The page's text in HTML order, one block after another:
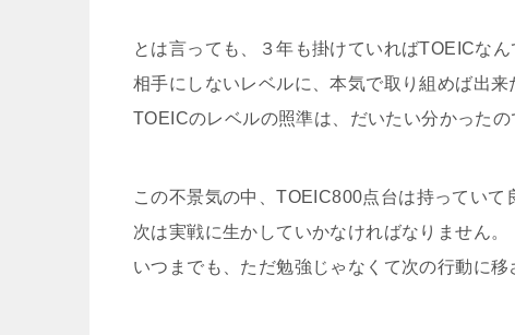
とは言っても、３年も掛けていればTOEICなん
相手にしないレベルに、本気で取り組めば出来
TOEICのレベルの照準は、だいたい分かったの
この不景気の中、TOEIC800点台は持っていて
次は実戦に生かしていかなければなりません。
いつまでも、ただ勉強じゃなくて次の行動に移